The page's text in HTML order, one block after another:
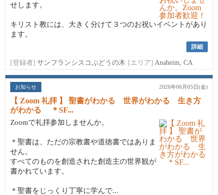
せします。
キリスト教には、大きく分けて３つのお祝いイベントがあり
ます。
詳細
[登録者] サンフランシスコぶどうの木 [エリア] Anaheim, CA
お知らせ 2026年06月05日(金)
【 Zoom 礼拝 】 聖書がわかる 世界がわかる 生き方
がわかる ＊SF...
Zoomで礼拝参加しませんか。
＊聖書は、ただの宗教書や道徳書ではありま
せん。
すべてのものを創造された創造主の世界観が
書かれています。
＊聖書をじっくり丁寧に学んで...